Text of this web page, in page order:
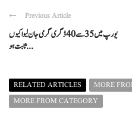
Previous Article
یورپ میں 35 سے 40 ڈگری گرمی جان لیوا کیوں
ثابت ہو ...
RELATED ARTICLES
MORE
MORE FROM CATEGORY